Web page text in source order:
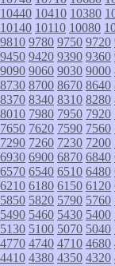
10440 10410 10380
10140 10110 10080
9810 9780 9750 9720
9450 9420 9390 9360
9090 9060 9030 9000
8730 8700 8670 8640
8370 8340 8310 8280
8010 7980 7950 7920
7650 7620 7590 7560
7290 7260 7230 7200
6930 6900 6870 6840
6570 6540 6510 6480
6210 6180 6150 6120
5850 5820 5790 5760
5490 5460 5430 5400
5130 5100 5070 5040
4770 4740 4710 4680
4410 4380 4350 4320